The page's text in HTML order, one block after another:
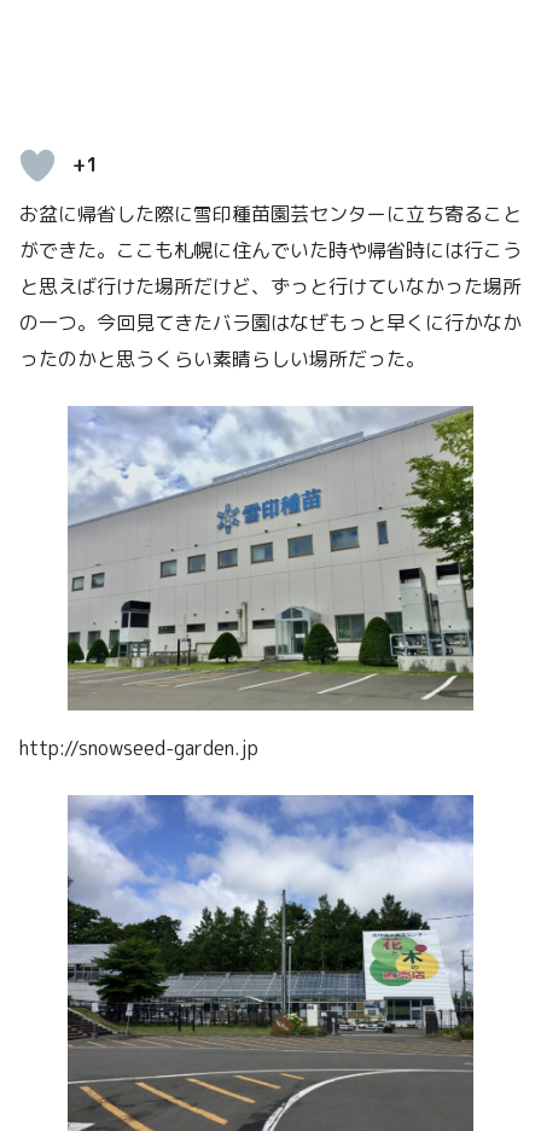
+1
お盆に帰省した際に雪印種苗園芸センターに立ち寄ること
ができた。ここも札幌に住んでいた時や帰省時には行こう
と思えば行けた場所だけど、ずっと行けていなかった場所
の一つ。今回見てきたバラ園はなぜもっと早くに行かなか
ったのかと思うくらい素晴らしい場所だった。
http://snowseed-garden.jp